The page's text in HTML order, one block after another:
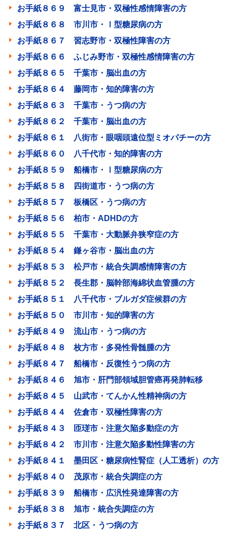
お手紙８６９ 富士見市・双極性感情障害の方
お手紙８６８ 市川市・Ⅰ型糖尿病の方
お手紙８６７ 習志野市・双極性障害の方
お手紙８６６ ふじみ野市・双極性感情障害の方
お手紙８６５ 千葉市・脳出血の方
お手紙８６４ 藤岡市・知的障害の方
お手紙８６３ 千葉市・うつ病の方
お手紙８６２ 千葉市・脳出血の方
お手紙８６１ 八街市・眼咽頭遠位型ミオパチーの方
お手紙８６０ 八千代市・知的障害の方
お手紙８５９ 船橋市・Ⅰ型糖尿病の方
お手紙８５８ 四街道市・うつ病の方
お手紙８５７ 板橋区・うつ病の方
お手紙８５６ 柏市・ADHDの方
お手紙８５５ 千葉市・大動脈弁狭窄症の方
お手紙８５４ 鎌ヶ谷市・脳出血の方
お手紙８５３ 松戸市・統合失調感情障害の方
お手紙８５２ 長生郡・脳幹部海綿状血管腫の方
お手紙８５１ 八千代市・ブルガダ症候群の方
お手紙８５０ 市川市・知的障害の方
お手紙８４９ 流山市・うつ病の方
お手紙８４８ 枚方市・多発性骨髄腫の方
お手紙８４７ 船橋市・反復性うつ病の方
お手紙８４６ 旭市・肝門部領域胆管癌再発肺転移
お手紙８４５ 山武市・てんかん性精神病の方
お手紙８４４ 佐倉市・双極性障害の方
お手紙８４３ 匝瑳市・注意欠陥多動症の方
お手紙８４２ 市川市・注意欠陥多動性障害の方
お手紙８４１ 墨田区・糖尿病性腎症（人工透析）の方
お手紙８４０ 茂原市・統合失調症の方
お手紙８３９ 船橋市・広汎性発達障害の方
お手紙８３８ 旭市・統合失調症の方
お手紙８３７ 北区・うつ病の方